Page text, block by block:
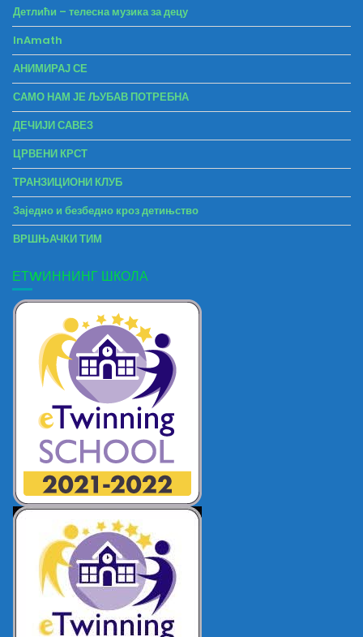
Детлићи – телесна музика за децу
InAmath
АНИМИРАЈ СЕ
САМО НАМ ЈЕ ЉУБАВ ПОТРЕБНА
ДЕЧИЈИ САВЕЗ
ЦРВЕНИ КРСТ
ТРАНЗИЦИОНИ КЛУБ
Заједно и безбедно кроз детињство
ВРШЊАЧКИ ТИМ
ЕТWИННИНГ ШКОЛА